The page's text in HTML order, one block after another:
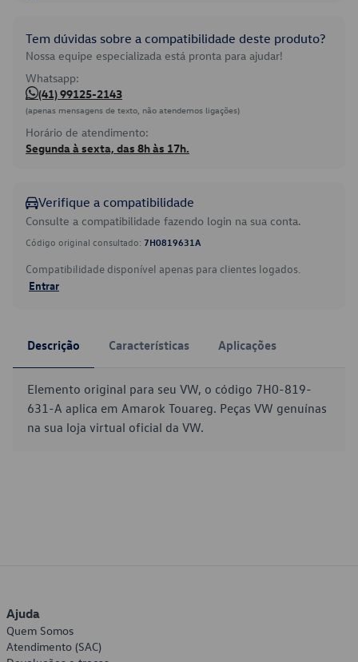
Tem dúvidas sobre a compatibilidade deste produto?
Nossa equipe especializada está pronta para ajudar!
Whatsapp:
(41) 99125-2143
(apenas mensagens de texto, não atendemos ligações)
Horário de atendimento:
Segunda à sexta, das 8h às 17h.
Verifique a compatibilidade
Consulte a compatibilidade fazendo login na sua conta.
Código original consultado: 7H0819631A
Compatibilidade disponível apenas para clientes logados.
Entrar
Descrição Características Aplicações
Elemento original para seu VW, o código 7H0-819-
631-A aplica em Amarok Touareg. Peças VW genuínas
na sua loja virtual oficial da VW.
Ajuda
Quem Somos
Atendimento (SAC)